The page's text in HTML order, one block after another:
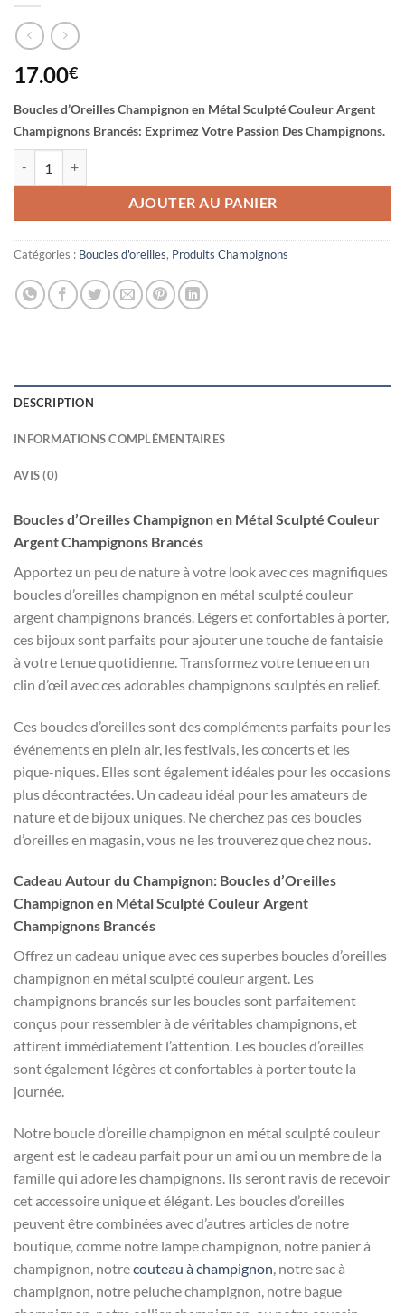
17.00€
Boucles d’Oreilles Champignon en Métal Sculpté Couleur Argent
Champignons Brancés: Exprimez Votre Passion Des Champignons.
AJOUTER AU PANIER
Catégories : Boucles d'oreilles, Produits Champignons
DESCRIPTION
INFORMATIONS COMPLÉMENTAIRES
AVIS (0)
Boucles d’Oreilles Champignon en Métal Sculpté Couleur
Argent Champignons Brancés
Apportez un peu de nature à votre look avec ces magnifiques
boucles d’oreilles champignon en métal sculpté couleur
argent champignons brancés. Légers et confortables à porter,
ces bijoux sont parfaits pour ajouter une touche de fantaisie
à votre tenue quotidienne. Transformez votre tenue en un
clin d’œil avec ces adorables champignons sculptés en relief.
Ces boucles d’oreilles sont des compléments parfaits pour les
événements en plein air, les festivals, les concerts et les
pique-niques. Elles sont également idéales pour les occasions
plus décontractées. Un cadeau idéal pour les amateurs de
nature et de bijoux uniques. Ne cherchez pas ces boucles
d’oreilles en magasin, vous ne les trouverez que chez nous.
Cadeau Autour du Champignon: Boucles d’Oreilles
Champignon en Métal Sculpté Couleur Argent
Champignons Brancés
Offrez un cadeau unique avec ces superbes boucles d’oreilles
champignon en métal sculpté couleur argent. Les
champignons brancés sur les boucles sont parfaitement
conçus pour ressembler à de véritables champignons, et
attirent immédiatement l’attention. Les boucles d’oreilles
sont également légères et confortables à porter toute la
journée.
Notre boucle d’oreille champignon en métal sculpté couleur
argent est le cadeau parfait pour un ami ou un membre de la
famille qui adore les champignons. Ils seront ravis de recevoir
cet accessoire unique et élégant. Les boucles d’oreilles
peuvent être combinées avec d’autres articles de notre
boutique, comme notre lampe champignon, notre panier à
champignon, notrecouteau à champignon, notre sac à
champignon, notre peluche champignon, notre bague